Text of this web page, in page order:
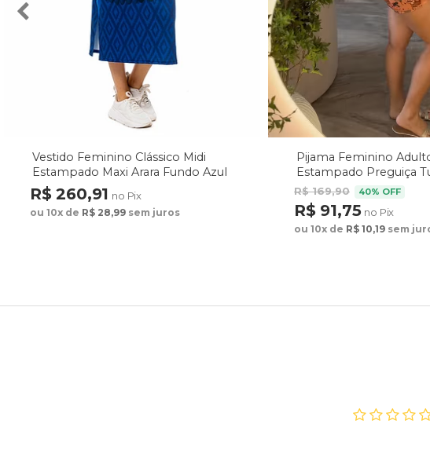
Vestido Feminino Clássico Midi
Estampado Maxi Arara Fundo Azul
R$ 260,91 no Pix
ou 10x de R$ 28,99 sem juros
Pijama Feminino
Estampado Preguiça
Fundo Marrom
R$ 169,90 40% OFF
R$ 91,75 no Pix
ou 10x de R$ 10,19 sem